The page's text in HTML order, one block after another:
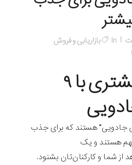
In
بازاریابی و فروش
جذب مشتری با ۹
جادویی” هستند که برای جذب
هستند و یک
شما و کارکنان‌تان بشنود.